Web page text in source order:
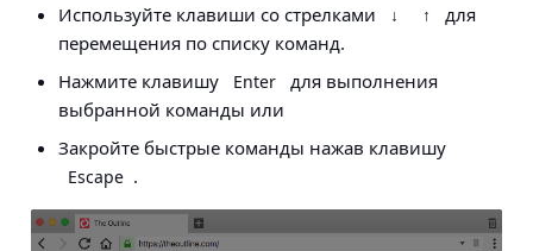
Используйте клавиши со стрелками
↓ ↑
для
перемещения по списку команд.
Нажмите клавишу
Enter
для выполнения
выбранной команды или
Закройте быстрые команды нажав клавишу
Escape .